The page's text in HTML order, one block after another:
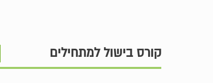
קורס בישול למתחילים